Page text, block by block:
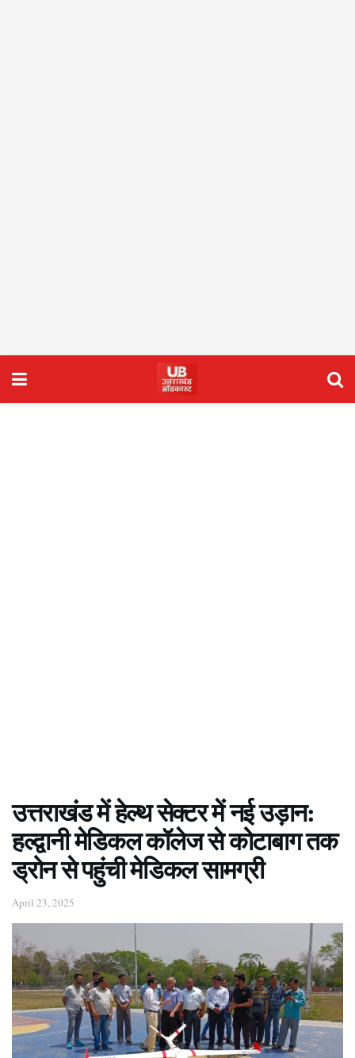
उत्तराखंड में हेल्थ सेक्टर में नई उड़ान:
हल्द्वानी मेडिकल कॉलेज से कोटाबाग तक
ड्रोन से पहुंची मेडिकल सामग्री
April 23, 2025